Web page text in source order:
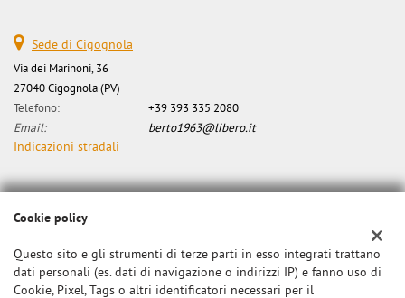
Sede di Cigognola
Via dei Marinoni, 36
27040 Cigognola (PV)
Telefono:
+39 393 335 2080
Email:
berto1963@libero.it
Indicazioni stradali
Dati fiscali:
Via dei Marinoni, 34, Cigognola (PV)
C.F/P.IVA:0000
Registro delle imprese: PV
Cookie policy
Questo sito e gli strumenti di terze parti in esso integrati trattano
dati personali (es. dati di navigazione o indirizzi IP) e fanno uso di
Cookie, Pixel, Tags o altri identificatori necessari per il